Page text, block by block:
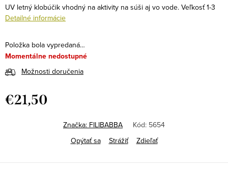
UV letný klobúčik vhodný na aktivity na súši aj vo vode. Veľkosť 1-3
Detailné informácie
Položka bola vypredaná…
Momentálne nedostupné
Možnosti doručenia
€21,50
Značka: FILIBABBA Kód: 5654
Opýtať sa
Strážiť Zdieľať